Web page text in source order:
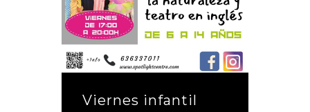
Viernes infantil